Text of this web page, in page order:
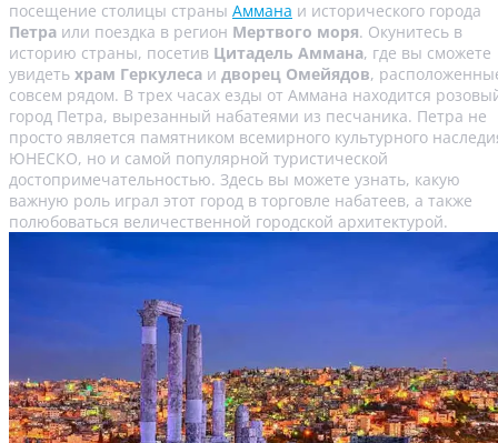
посещение столицы страны Аммана и исторического города
Петра или поездка в регион Мертвого моря. Окунитесь в
историю страны, посетив Цитадель Аммана, где вы сможете
увидеть храм Геркулеса и дворец Омейядов,
совсем рядом. В трех часах езды от Аммана находится
город Петра, вырезанный набатеями из песчаника. Петра не
просто является памятником всемирного культурного
ЮНЕСКО, но и самой популярной туристической
достопримечательностью. Здесь вы можете узнать, какую
важную роль играл этот город в торговле набатеев, а также
полюбоваться величественной городской архитектурой.